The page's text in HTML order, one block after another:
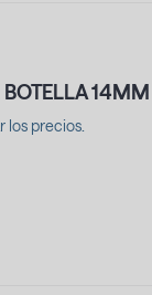
14MM
los precios.